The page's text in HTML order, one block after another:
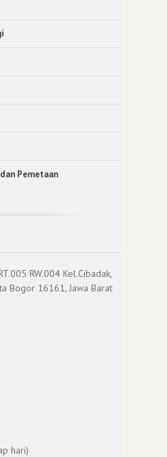
Pemetaan
RW.004 Kel.Cibadak,
Bogor 16161, Jawa Barat
hari)